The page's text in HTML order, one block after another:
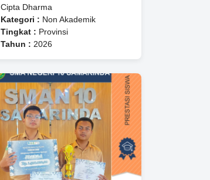
Cipta Dharma
Kategori : Non Akademik
Tingkat : Provinsi
Tahun : 2026